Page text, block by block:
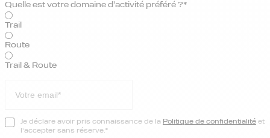
Quelle est votre domaine d’activité préféré ?*
Trail
Route
Trail & Route
Je déclare avoir pris connaissance de la Politique de confidentialité et
l’accepter sans réserve.*